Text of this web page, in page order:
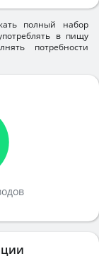
полный набор
в пищу
потребности